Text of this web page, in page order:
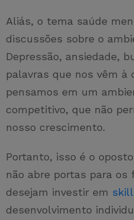
Aliás, o tema saúde
discussões sobre o
Depressão, ansiedade,
palavras que nos vêm à
pensamos em um
competitivo, que não
nosso crescimento.
Portanto, isso é o
não abre portas para os
desejam investir em
desenvolvimento